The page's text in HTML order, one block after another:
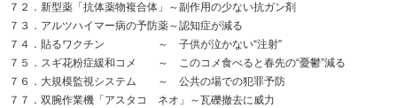
７２．新型薬「抗体薬物複合体」～副作用の少ない抗ガン剤
７３．アルツハイマー病の予防薬～認知症が減る
７４．貼るワクチン ～ 子供が泣かない“注射”
７５．スギ花粉症緩和コメ ～ このコメ食べると春先の“憂鬱”減る
７６．大規模監視システム ～ 公共の場での犯罪予防
７７．双腕作業機「アスタコ ネオ」～瓦礫撤去に威力